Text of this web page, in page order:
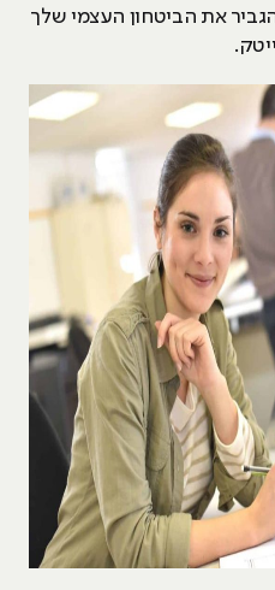
את הביטחון העצמי שלך